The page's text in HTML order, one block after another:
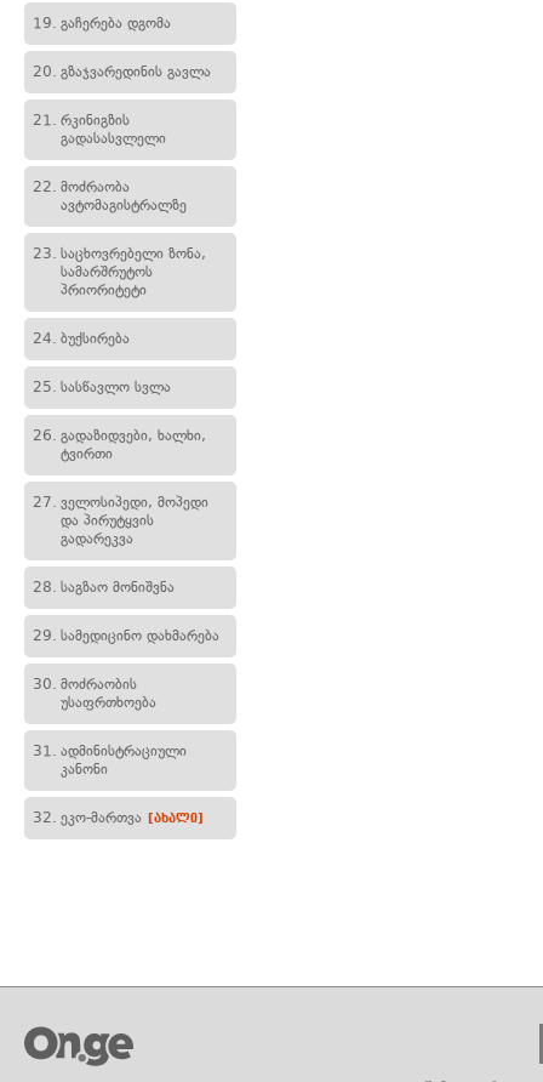
19. გაჩერება დგომა
20. გზაჯვარედინის გავლა
21. რკინიგზის
გადასასვლელი
22. მოძრაობა
ავტომაგისტრალზე
23. საცხოვრებელი ზონა,
სამარშრუტოს
პრიორიტეტი
24. ბუქსირება
25. სასწავლო სვლა
26. გადაზიდვები, ხალხი,
ტვირთი
27. ველოსიპედი, მოპედი
და პირუტყვის
გადარეკვა
28. საგზაო მონიშვნა
29. სამედიცინო დახმარება
30. მოძრაობის
უსაფრთხოება
31. ადმინისტრაციული
კანონი
32. ეკო-მართვა [ახალი]